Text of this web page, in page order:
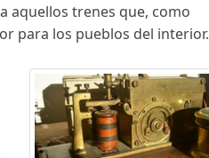
aquellos trenes que, como
para los pueblos del interior.